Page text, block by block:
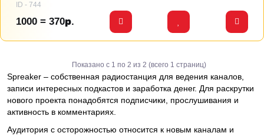
ID - 744
1000 = 370р.
Показано с 1 по 2 из 2 (всего 1 страниц)
Spreaker – собственная радиостанция для ведения каналов,
записи интересных подкастов и заработка денег. Для раскрутки
нового проекта понадобятся подписчики, прослушивания и
активность в комментариях.
Аудитория с осторожностью относится к новым каналам и